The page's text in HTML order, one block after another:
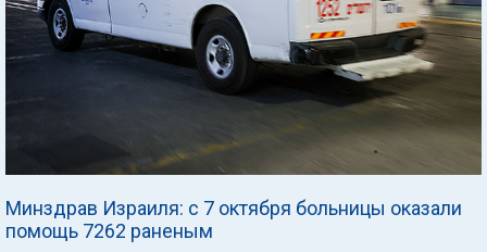
Минздрав Израиля: с 7 октября больницы оказали
помощь 7262 раненым